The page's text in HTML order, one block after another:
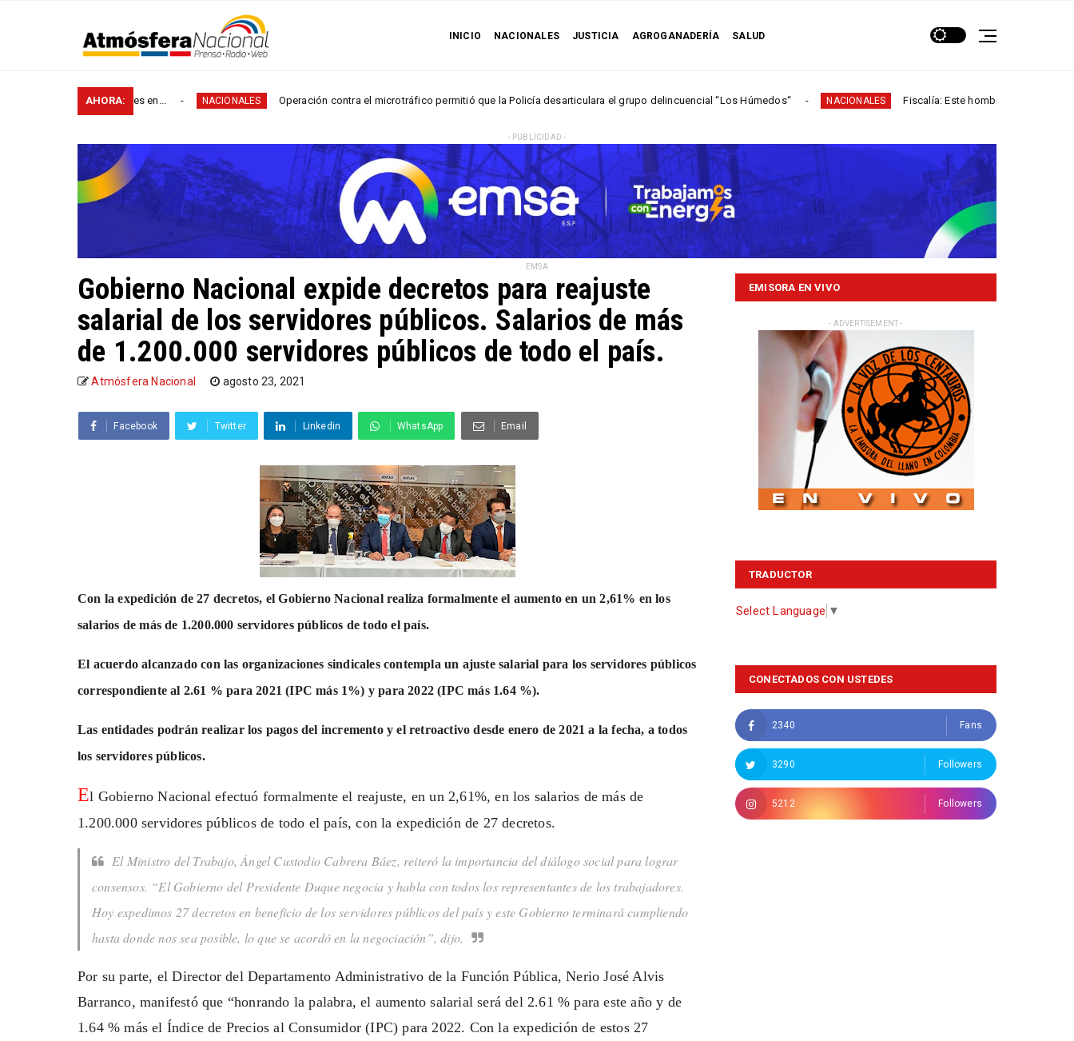
INICIO NACIONALES JUSTICIA AGROGANADERÍA SALUD
AHORA:
de vías rurales en... NACIONALES Operación contra el microtráfico permitió que la Policía desarticulara el grupo delincuencial “Los Húmedos“ NACIONALES Fiscalía: Este hombre participó en más de 60
- PUBLICIDAD -
EMSA
Gobierno Nacional expide decretos para reajuste
salarial de los servidores públicos. Salarios de más
de 1.200.000 servidores públicos de todo el país.
Atmósfera Nacional agosto 23, 2021
Facebook Twitter Linkedin WhatsApp Email
Con la expedición de 27 decretos, el Gobierno Nacional realiza formalmente el aumento en un 2,61% en los
salarios de más de 1.200.000 servidores públicos de todo el país.
El acuerdo alcanzado con las organizaciones sindicales contempla un ajuste salarial para los servidores públicos
correspondiente al 2.61 % para 2021 (IPC más 1%) y para 2022 (IPC más 1.64 %).
Las entidades podrán realizar los pagos del incremento y el retroactivo desde enero de 2021 a la fecha, a todos
los servidores públicos.
El Gobierno Nacional efectuó formalmente el reajuste, en un 2,61%, en los salarios de más de
1.200.000 servidores públicos de todo el país, con la expedición de 27 decretos.
El Ministro del Trabajo, Ángel Custodio Cabrera Báez, reiteró la importancia del diálogo social para lograr
consensos. “El Gobierno del Presidente Duque negocia y habla con todos los representantes de los trabajadores.
Hoy expedimos 27 decretos en beneficio de los servidores públicos del país y este Gobierno terminará cumpliendo
hasta donde nos sea posible, lo que se acordó en la negociación”, dijo.
Por su parte, el Director del Departamento Administrativo de la Función Pública, Nerio José Alvis
Barranco, manifestó que “honrando la palabra, el aumento salarial será del 2.61 % para este año y de
1.64 % más el Índice de Precios al Consumidor (IPC) para 2022. Con la expedición de estos 27
EMISORA EN VIVO
- ADVERTISEMENT -
TRADUCTOR
Select Language ▼
CONECTADOS CON USTEDES
2340 Fans
3290 Followers
5212 Followers